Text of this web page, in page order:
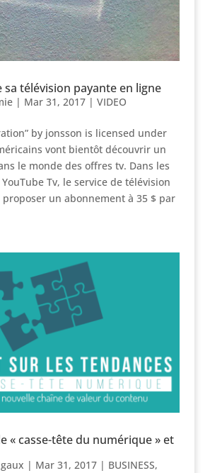
sa télévision payante en ligne
| Mar 31, 2017| VIDEO
by jonsson is licensed under
vont bientôt découvrir un
le monde des offres tv. Dans les
Tv, le service de télévision
un abonnement à 35 $ par
« casse-tête du numérique » et
| Mar 31, 2017| BUSINESS,